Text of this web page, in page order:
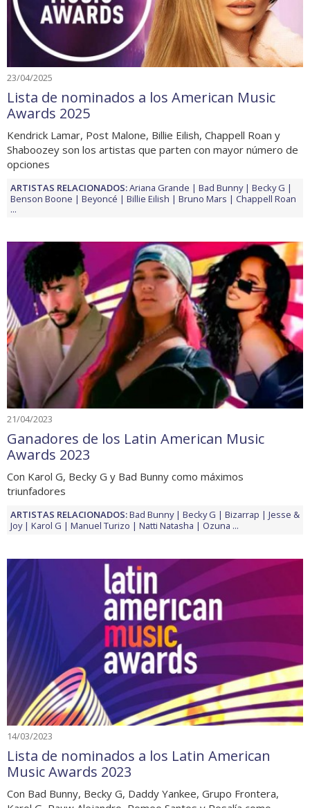
23/04/2025
Lista de nominados a los American Music
Awards 2025
Kendrick Lamar, Post Malone, Billie Eilish, Chappell Roan y
Shaboozey son los artistas que parten con mayor número de
opciones
ARTISTAS RELACIONADOS:Ariana Grande Bad Bunny
Becky G
Benson Boone
Beyoncé Billie Eilish Bruno Mars
Chappell Roan
...
21/04/2023
Ganadores de los Latin American Music
Awards 2023
Con Karol G, Becky G y Bad Bunny como máximos
triunfadores
ARTISTAS RELACIONADOS:Bad Bunny Becky G Bizarrap
Jesse &
Joy
Karol G Manuel Turizo Natti Natasha Ozuna ...
14/03/2023
Lista de nominados a los Latin American
Music Awards 2023
Con Bad Bunny, Becky G, Daddy Yankee, Grupo Frontera,